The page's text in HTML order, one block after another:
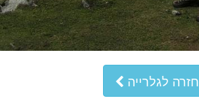
חזרה לגלרייה